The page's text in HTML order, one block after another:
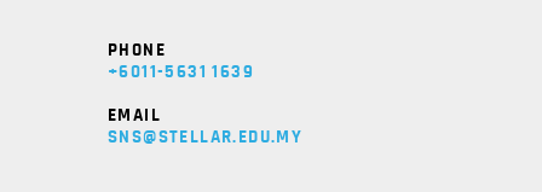
PHONE
+6011-5631 1639
EMAIL
SNS@STELLAR.EDU.MY